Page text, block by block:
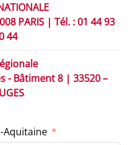
PARIS | Tél. : 01 44 93
44
- Bâtiment 8 | 33520 –
Aquitaine